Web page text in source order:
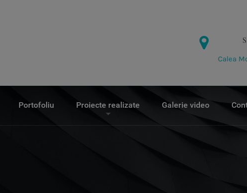
Calea
Portofoliu Proiecte realizate Galerie video